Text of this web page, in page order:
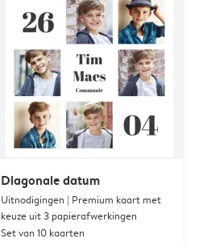
Diagonale datum
Uitnodigingen | Premium kaart met
keuze uit 3 papierafwerkingen
Set van 10 kaarten